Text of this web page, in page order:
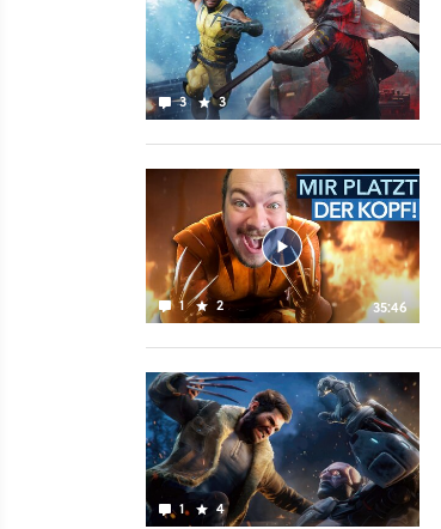
3 3
1 2 35:46
1 4